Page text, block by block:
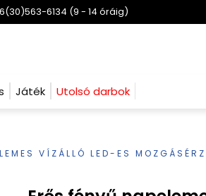
6134 (9 - 14 óráig)
Játék Utolsó darbok
VÍZÁLLÓ LED-ES